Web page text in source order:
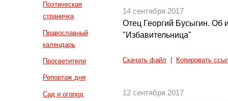
Поэтическая
страничка
Православный
календарь
Просветители
Репортаж дня
Сад и огород
14 сентября 2017
Отец Георгий Бусыгин. Об
"Избавительница"
Скачать файл Копировать
12 сентября 2017